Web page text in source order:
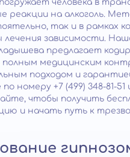
человека в
реакции на алкоголь.
так и в рамках
лечения зависимости.
предлагает
полным медицинским
подходом и
по номеру +7 (499) 348-81-
чтобы получить
и начать путь к